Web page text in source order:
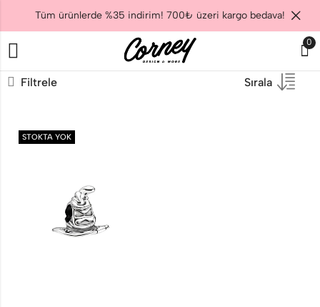
Tüm ürünlerde %35 indirim! 700₺ üzeri kargo bedava!
0
Filtrele Sırala
STOKTA YOK